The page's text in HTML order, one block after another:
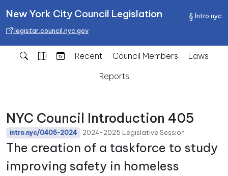
Intro.nyc
New York City Council Legislation
legistar.council.nyc.gov
Recent Council Members
Laws
Reports
NYC Council Introduction 405
intro.nyc/0405-2024 2024-2025 Legislative Session
The creation of a taskforce to study
improving safety in homeless